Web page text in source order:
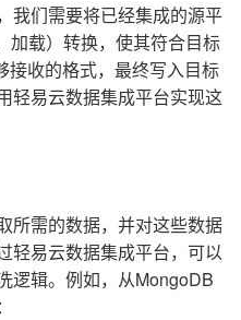
我们需要将已经集成的源平
加载）转换，使其符合目标
接收的格式，最终写入目标
轻易云数据集成平台实现这
所需的数据，并对这些数据
轻易云数据集成平台，可以
逻辑。例如，从MongoDB